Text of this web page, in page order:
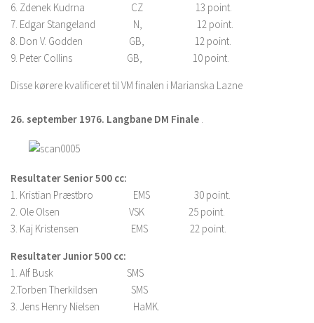
6. Zdenek Kudrna CZ 13 point.
7. Edgar Stangeland N, 12 point.
8. Don V. Godden GB, 12 point.
9. Peter Collins GB, 10 point.
Disse kørere kvalificeret til VM finalen i Marianska Lazne
26. september 1976. Langbane DM Finale .
Resultater Senior 500 cc:
1. Kristian Præstbro EMS 30 point.
2. Ole Olsen VSK 25 point.
3. Kaj Kristensen EMS 22 point.
Resultater Junior 500 cc:
1. Alf Busk SMS
2.Torben Therkildsen SMS
3. Jens Henry Nielsen HaMK.